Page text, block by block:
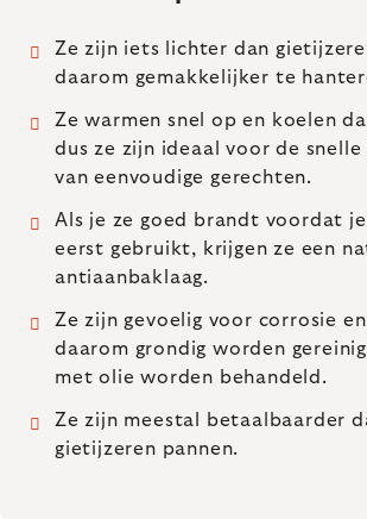
Ze zijn iets lichter dan
daarom gemakkelijker te
Ze warmen snel op en koelen
dus ze zijn ideaal voor de
van eenvoudige gerechten.
Als je ze goed brandt voordat
eerst gebruikt, krijgen ze een
antiaanbaklaag.
Ze zijn gevoelig voor corrosie
daarom grondig worden
met olie worden behandeld.
Ze zijn meestal betaalbaarder
gietijzeren pannen.